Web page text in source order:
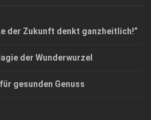
der Zukunft denkt ganzheitlich!”
der Wunderwurzel
gesunden Genuss